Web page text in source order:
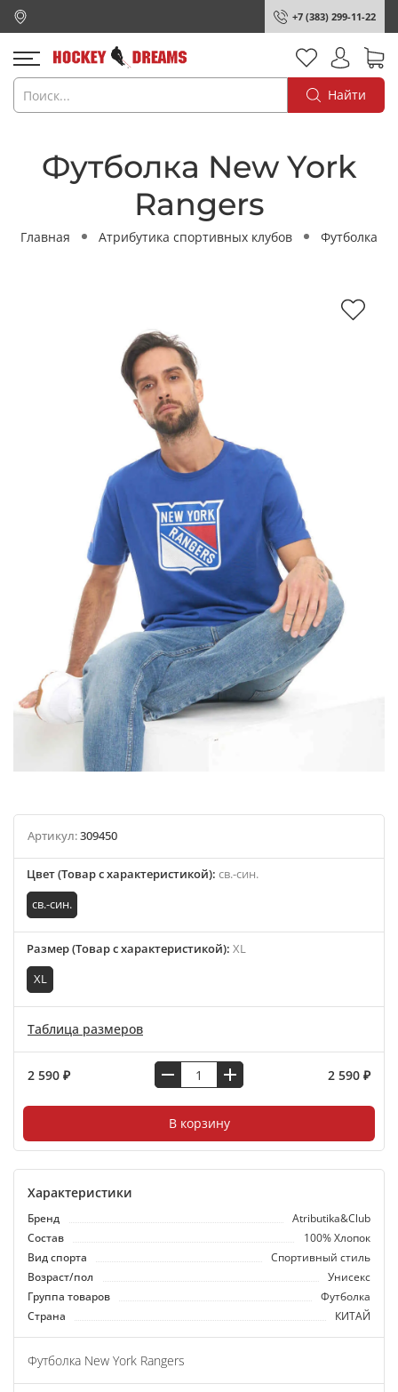
+7 (383) 299-11-22
Найти
Футболка New York
Rangers
Главная Атрибутика спортивных клубов Футболка
Артикул:309450
Цвет (Товар с характеристикой): св.-син.
св.-син.
Размер (Товар с характеристикой): XL
XL
Таблица размеров
2 590 ₽ 2 590 ₽
В корзину
Характеристики
Бренд
Atributika&Club
Состав
100% Хлопок
Вид спорта
Спортивный стиль
Возраст/пол
Унисекс
Группа товаров
Футболка
Страна
КИТАЙ
Футболка New York Rangers